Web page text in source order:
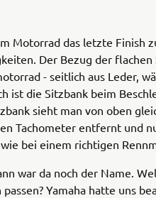
Motorrad das letzte Finish
Der Bezug der
- seitlich aus Leder,
ist die Sitzbank beim
sieht man von oben
Tachometer entfernt und
bei einem richtigen
war da noch der Name.
passen? Yamaha hatte uns